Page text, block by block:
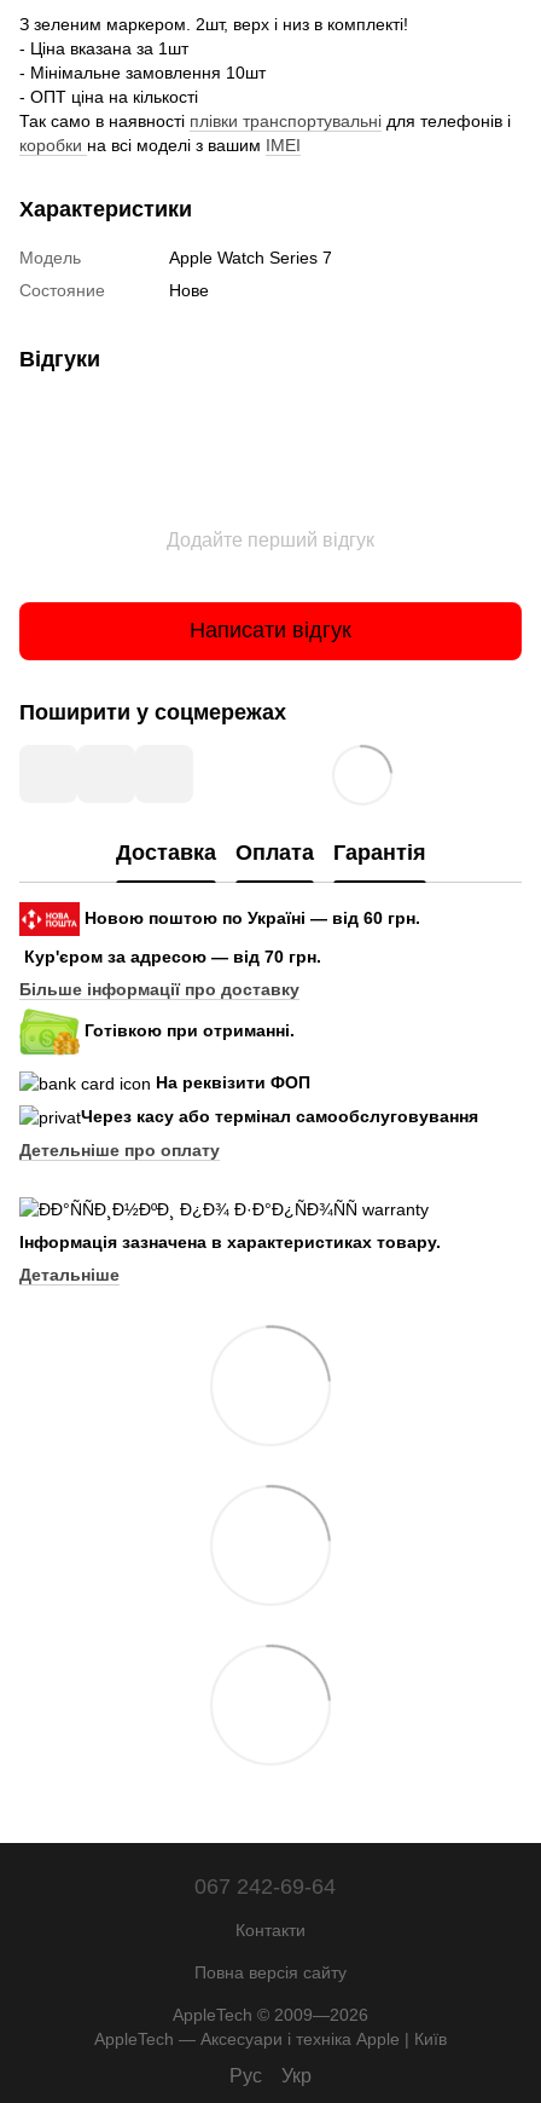
З зеленим маркером. 2шт, верх і низ в комплекті!
- Ціна вказана за 1шт
- Мінімальне замовлення 10шт
- ОПТ ціна на кількості
Так само в наявності плівки транспортувальні для телефонів і
коробки на всі моделі з вашим IMEI
Характеристики
Модель
Apple Watch Series 7
Состояние
Нове
Відгуки
Додайте перший відгук
Написати відгук
Поширити у соцмережах
Доставка Оплата Гарантія
Новою поштою по Україні — від 60 грн.
Кур'єром за адресою — від 70 грн.
Більше інформації про доставку
Готівкою при отриманні.
На реквізити ФОП
Через касу або термінал самообслуговування
Детельніше про оплату
Інформація зазначена в характеристиках товару.
Детальніше
067 242-69-64
Контакти
Повна версія сайту
AppleTech © 2009—2026
AppleTech — Аксесуари і техніка Apple | Київ
Рус Укр